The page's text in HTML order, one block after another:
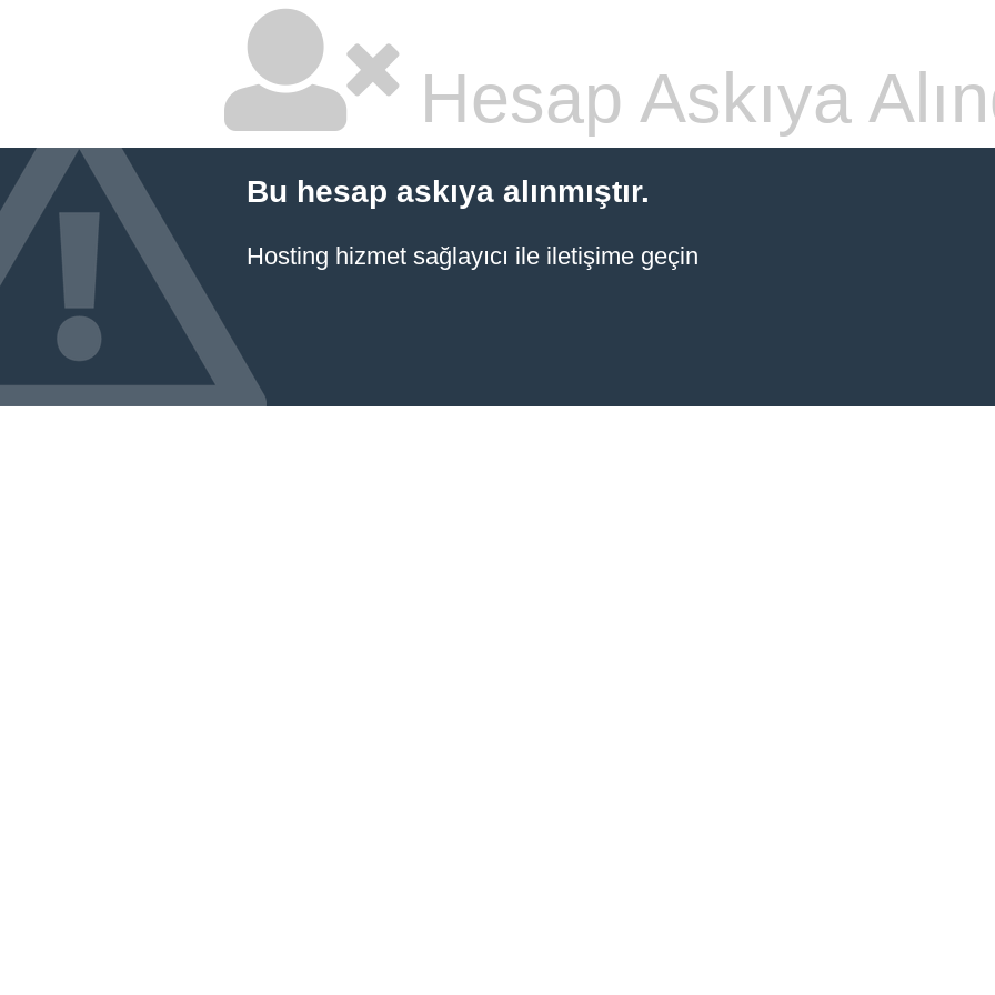
Hesap Askıya
Bu hesap askıya alınmıştır.
Hosting hizmet sağlayıcı ile iletişime geçin